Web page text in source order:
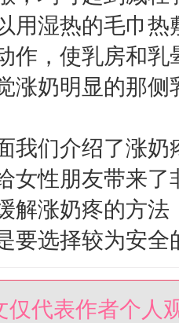
用湿热的毛巾
作，使乳房和
涨奶明显的那侧
我们介绍了涨
女性朋友带来
解涨奶疼的方
要选择较为安全
仅代表作者个人